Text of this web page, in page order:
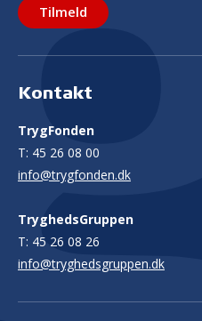
Tilmeld
Kontakt
TrygFonden
T: 45 26 08 00
info@trygfonden.dk
TryghedsGruppen
T: 45 26 08 26
info@tryghedsgruppen.dk